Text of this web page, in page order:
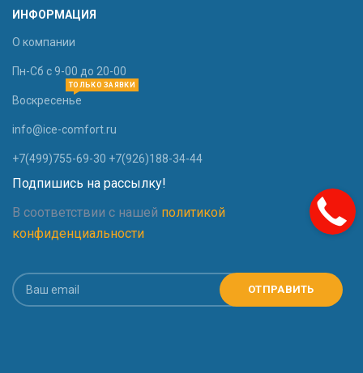
ИНФОРМАЦИЯ
О компании
Пн-Сб с 9-00 до 20-00
Воскресенье
ТОЛЬКО ЗАЯВКИ
info@ice-comfort.ru
+7(499)755-69-30 +7(926)188-34-44
Подпишись на рассылку!
В соответствии с нашей политикой
конфиденциальности